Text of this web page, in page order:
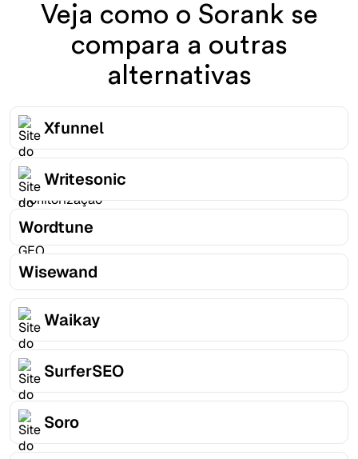
Veja como o Sorank se
compara a outras
alternativas
Xfunnel
Writesonic
Wordtune
Wisewand
Waikay
SurferSEO
Soro